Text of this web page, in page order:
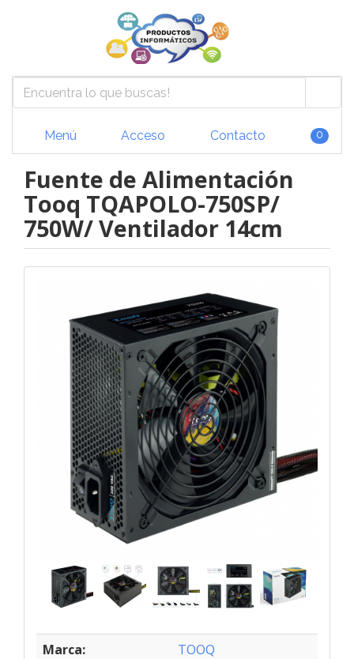
Menú Acceso Contacto 0
Fuente de Alimentación
Tooq TQAPOLO-750SP/
750W/ Ventilador 14cm
Marca:
TOOQ